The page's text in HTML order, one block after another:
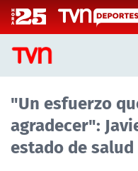
Click acá para ir
CASTING
CASTING TVN VERTICAL
"Un esfuerzo
agradecer":
estado de